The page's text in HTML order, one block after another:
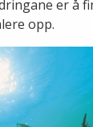
er å
opp.